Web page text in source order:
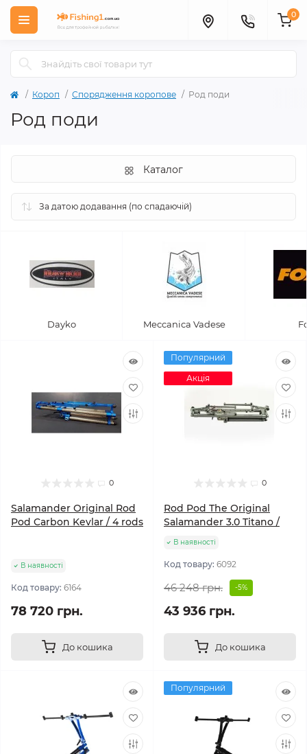
0
Короп Спорядження коропове Род поди
Род поди
Каталог
Dayko Meccanica Vadese
0
Salamander Original Rod
Pod Carbon Kevlar / 4 rods
В наявності
Код товару: 6164
78 720 грн.
До кошика
Популярний
Акція
0
Rod Pod The Original
Salamander 3.0 Titano /
В наявності
Код товару: 6092
46 248 грн. -5%
43 936 грн.
До кошика
Популярний